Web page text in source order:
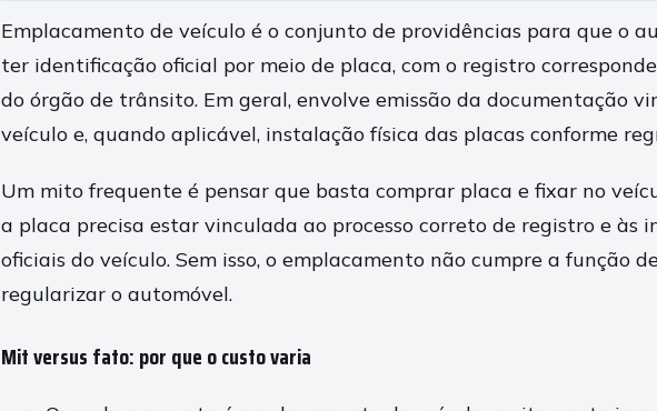
Emplacamento de veículo é o conjunto de providências para que o
ter identificação oficial por meio de placa, com o registro
do órgão de trânsito. Em geral, envolve emissão da documentação
veículo e, quando aplicável, instalação física das placas conforme
Um mito frequente é pensar que basta comprar placa e fixar no
a placa precisa estar vinculada ao processo correto de registro e às
oficiais do veículo. Sem isso, o emplacamento não cumpre a função
regularizar o automóvel.
Mit versus fato: por que o custo varia